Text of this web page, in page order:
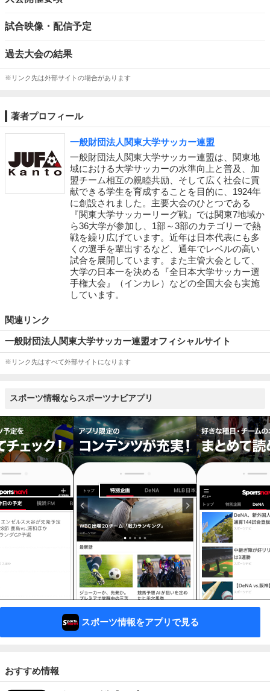
試合映像・配信予定
過去大会の結果
※リンク先は外部サイトの場合があります
著者プロフィール
一般財団法人関東大学サッカー連盟
一般財団法人関東大学サッカー連盟は、関東地
域における大学サッカーの水準向上と普及、加
盟チーム相互の親睦共励、そして広く社会に貢
献できる学生を育成することを目的に、1924年
に創設されました。主要大会のひとつである
『関東大学サッカーリーグ戦』では関東7地域か
ら36大学が参加し、1部～3部のカテゴリーで熱
戦を繰り広げています。近年は日本代表にも多
くの選手を輩出するなど、通年でレベルの高い
試合を展開しています。また主管大会として、
大学の日本一を決める『全日本大学サッカー選
手権大会』（インカレ）などの全国大会も実施
しています。
関連リンク
一般財団法人関東大学サッカー連盟オフィシャルサイト
※リンク先はすべて外部サイトになります
スポーツ情報ならスポーツナビアプリ
スポーツ情報をアプリで見る
おすすめ情報